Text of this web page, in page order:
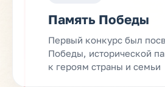
Память Победы
Первый конкурс был
Победы, исторической
к героям страны и семьи